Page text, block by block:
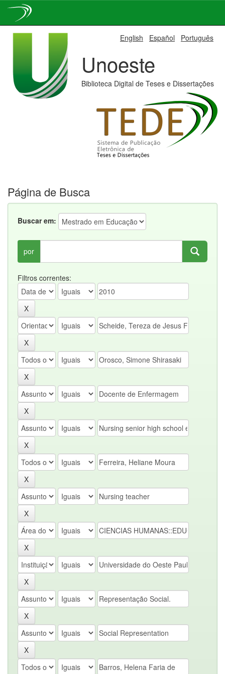
English Español Português
Unoeste
Biblioteca Digital de Teses e Dissertações
Página de Busca
Buscar em:
por
Filtros correntes: